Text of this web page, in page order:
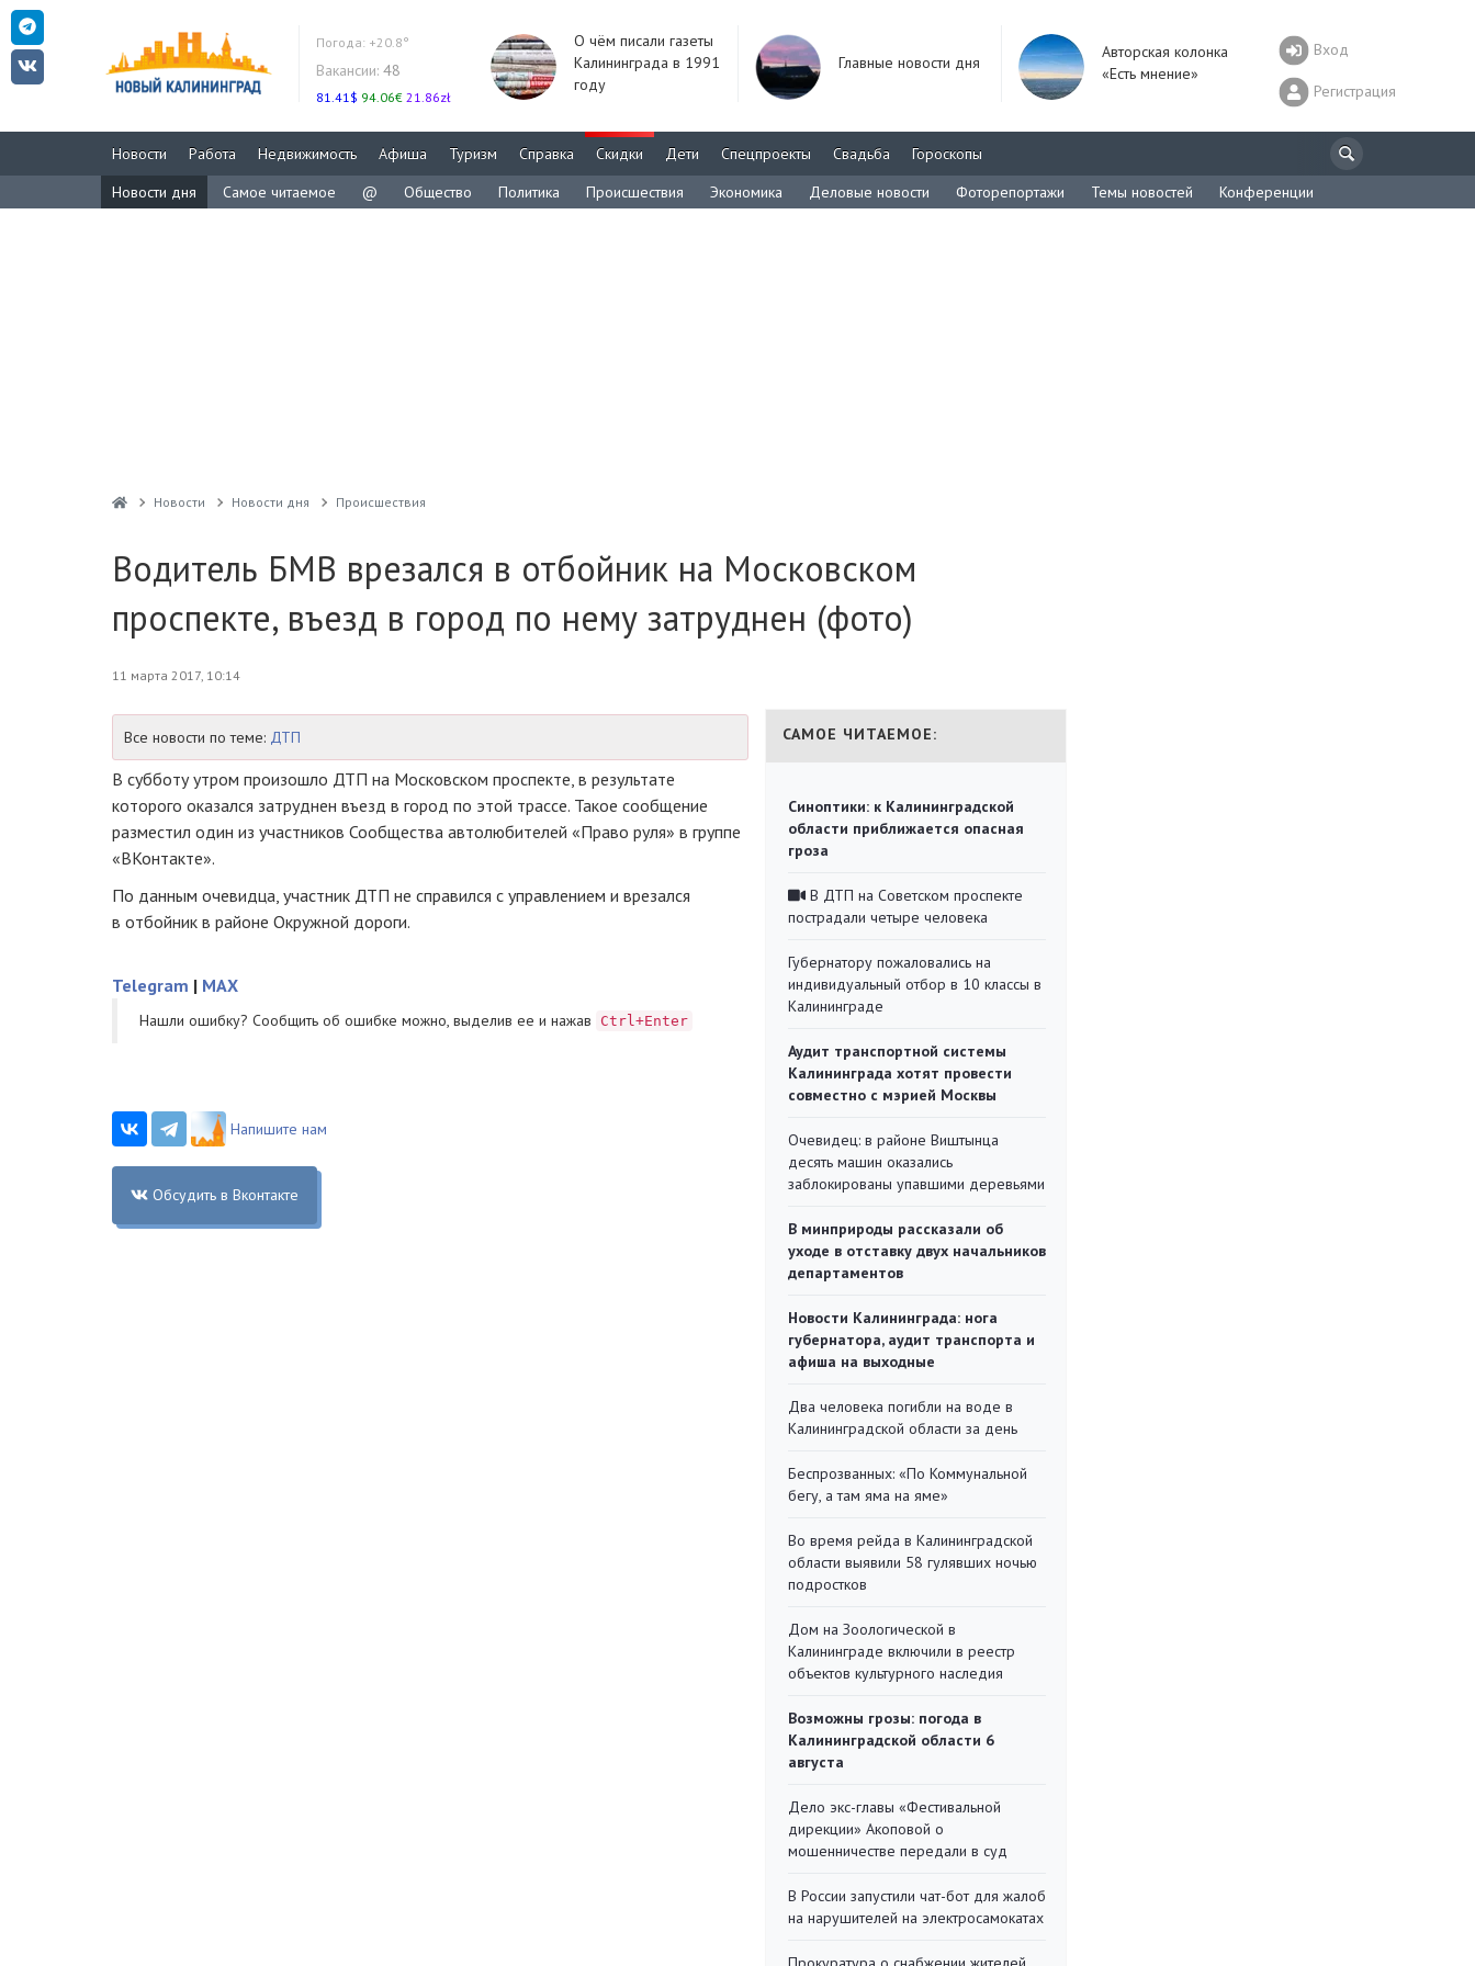
Погода: +20.8°
Вакансии: 48
81.41$ 94.06€ 21.86zł
О чём писали газеты
Калининграда в 1991
году
Главные новости дня
Авторская колонка
«Есть мнение»
Вход
Регистрация
Новости Работа Недвижимость Афиша Туризм Справка Скидки Дети Спецпроекты Свадьба
Гороскопы
Новости дня
Самое читаемое @ Общество Политика Происшествия Экономика Деловые новости Фоторепортажи Темы новостей Конференции
Новости Новости дня Проиcшествия
Водитель БМВ врезался в отбойник на Московском
проспекте, въезд в город по нему затруднен (фото)
11 марта 2017, 10:14
Все новости по теме: ДТП
В субботу утром произошло ДТП на Московском проспекте, в результате
которого оказался затруднен въезд в город по этой трассе. Такое сообщение
разместил один из участников Сообщества автолюбителей «Право руля» в группе
«ВКонтакте».
По данным очевидца, участник ДТП не справился с управлением и врезался
в отбойник в районе Окружной дороги.
Telegram | MAX
Нашли ошибку? Cообщить об ошибке можно, выделив ее и нажав Ctrl+Enter
Напишите нам
Обсудить в Вконтакте
САМОЕ ЧИТАЕМОЕ:
Синоптики: к Калининградской
области приближается опасная
гроза
В ДТП на Советском проспекте
пострадали четыре человека
Губернатору пожаловались на
индивидуальный отбор в 10 классы в
Калининграде
Аудит транспортной системы
Калининграда хотят провести
совместно с мэрией Москвы
Очевидец: в районе Виштынца
десять машин оказались
заблокированы упавшими деревьями
В минприроды рассказали об
уходе в отставку двух начальников
департаментов
Новости Калининграда: нога
губернатора, аудит транспорта и
афиша на выходные
Два человека погибли на воде в
Калининградской области за день
Беспрозванных: «По Коммунальной
бегу, а там яма на яме»
Во время рейда в Калининградской
области выявили 58 гулявших ночью
подростков
Дом на Зоологической в
Калининграде включили в реестр
объектов культурного наследия
Возможны грозы: погода в
Калининградской области 6
августа
Дело экс-главы «Фестивальной
дирекции» Акоповой о
мошенничестве передали в суд
В России запустили чат-бот для жалоб
на нарушителей на электросамокатах